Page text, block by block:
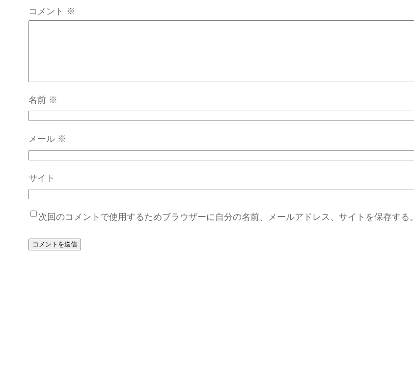
コメント ※
名前 ※
メール ※
サイト
次回のコメントで使用するためブラウザーに自分の名前、メールアドレス、サイトを保存する。